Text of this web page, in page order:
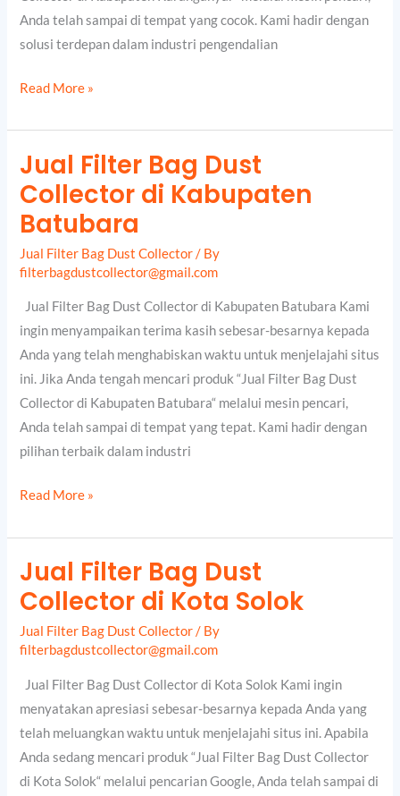
Anda telah sampai di tempat yang cocok. Kami hadir dengan
solusi terdepan dalam industri pengendalian
Read More »
Jual Filter Bag Dust
Collector di Kabupaten
Batubara
Jual Filter Bag Dust Collector/ By
filterbagdustcollector@gmail.com
Jual Filter Bag Dust Collector di Kabupaten Batubara Kami
ingin menyampaikan terima kasih sebesar-besarnya kepada
Anda yang telah menghabiskan waktu untuk menjelajahi situs
ini. Jika Anda tengah mencari produk “Jual Filter Bag Dust
Collector di Kabupaten Batubara“ melalui mesin pencari,
Anda telah sampai di tempat yang tepat. Kami hadir dengan
pilihan terbaik dalam industri
Jual
Filter
Dust
Collector
di
Kabupaten
Batubara
Read More »
Jual Filter Bag Dust
Collector di Kota Solok
Jual Filter Bag Dust Collector/ By
filterbagdustcollector@gmail.com
Jual Filter Bag Dust Collector di Kota Solok Kami ingin
menyatakan apresiasi sebesar-besarnya kepada Anda yang
telah meluangkan waktu untuk menjelajahi situs ini. Apabila
Anda sedang mencari produk “Jual Filter Bag Dust Collector
di Kota Solok“ melalui pencarian Google, Anda telah sampai di
Jual
Filter
Dust
di
Kota
Solok